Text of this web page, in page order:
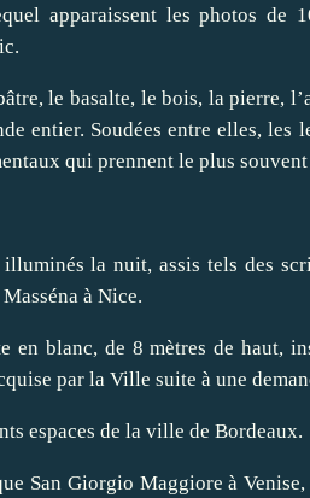
apparaissent les photos de
le basalte, le bois, la pierre,
entier. Soudées entre elles, les
qui prennent le plus
la nuit, assis tels des
à Nice.
blanc, de 8 mètres de haut,
par la Ville suite à une
espaces de la ville de Bordeaux.
San Giorgio Maggiore à